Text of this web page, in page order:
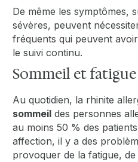
De même les symptômes,
sévères, peuvent
fréquents qui peuvent
le suivi continu.
Sommeil et fatigue
Au quotidien, la rhinite
sommeil des personnes
au moins 50 % des
affection, il y a des
provoquer de la fatigue, de